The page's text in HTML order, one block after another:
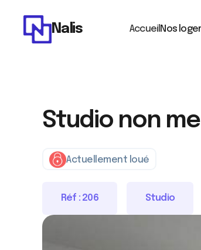
Nalis Accueil Nos
Studio non
Actuellement loué
Réf : 206 Studio